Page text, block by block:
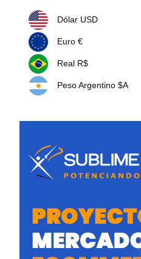
Dólar USD
Euro €
Real R$
Peso Argentino $A